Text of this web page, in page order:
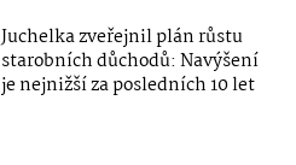
Juchelka zveřejnil plán růstu
starobních důchodů: Navýšení
je nejnižší za posledních 10 let